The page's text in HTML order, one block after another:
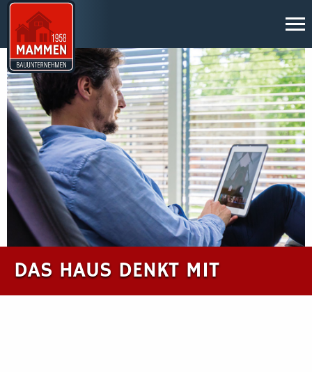
DAS HAUS DENKT MIT